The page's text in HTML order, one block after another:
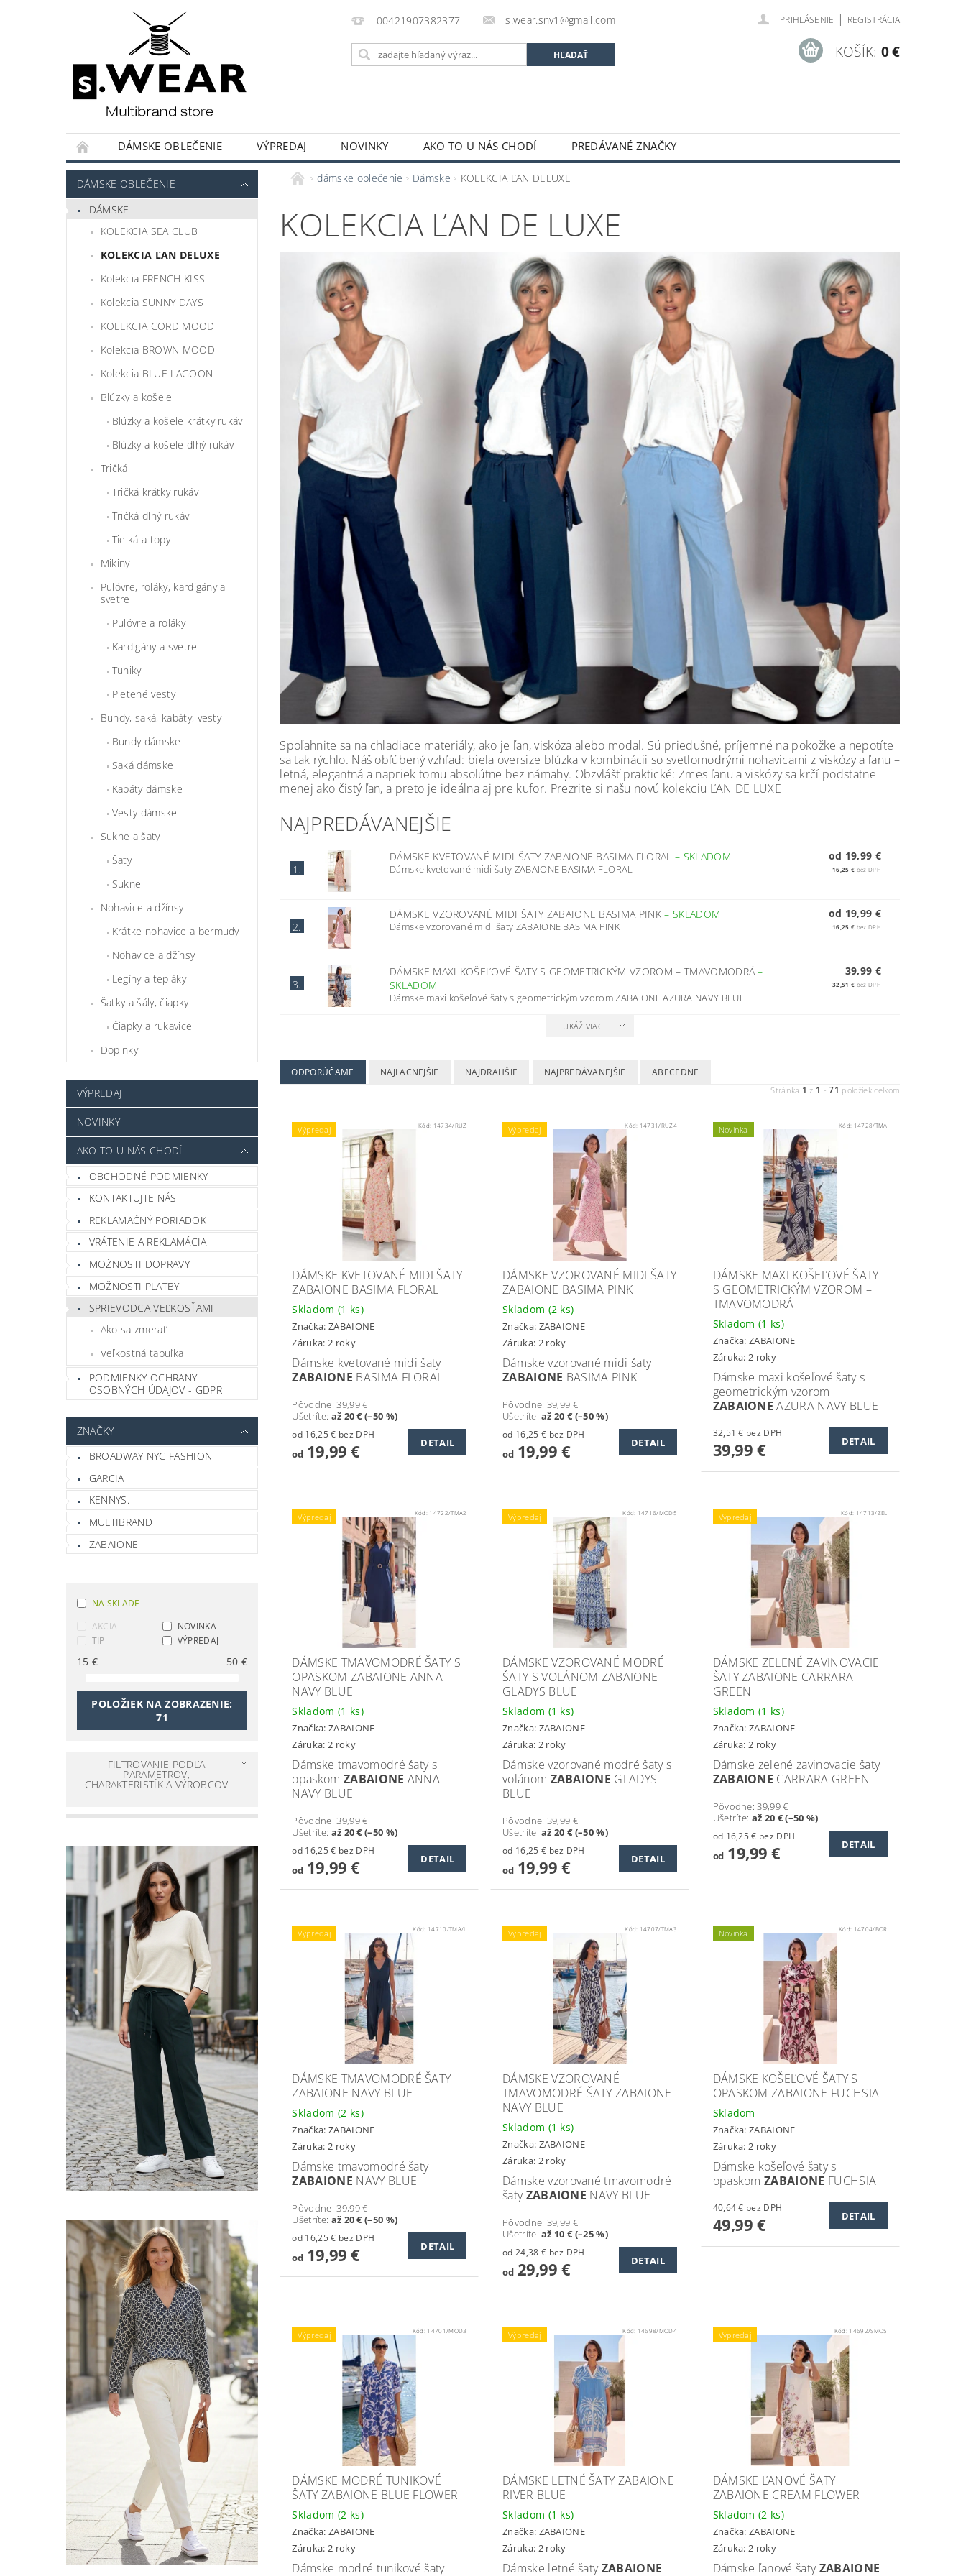
00421907382377 s.wear.snv1@gmail.com PRIHLÁSENIE | REGISTRÁCIA
KOŠÍK: 0 €
DÁMSKE OBLEČENIE VÝPREDAJ NOVINKY AKO TO U NÁS CHODÍ
PREDÁVANÉ ZNAČKY
KOLEKCIE KAPSULOVÝ ŠATNÍK
HODNOTENIE OBCHODU KONTAKTY O S.WEAR
DÁMSKE OBLEČENIE
DÁMSKE
KOLEKCIA SEA CLUB
KOLEKCIA ĽAN DELUXE
Kolekcia FRENCH KISS
Kolekcia SUNNY DAYS
KOLEKCIA CORD MOOD
Kolekcia BROWN MOOD
Kolekcia BLUE LAGOON
Blúzky a košele
Blúzky a košele krátky rukáv
Blúzky a košele dlhý rukáv
Tričká
Tričká krátky rukáv
Tričká dlhý rukáv
Tielká a topy
Mikiny
Pulóvre, roláky, kardigány a
svetre
Pulóvre a roláky
Kardigány a svetre
Tuniky
Pletené vesty
Bundy, saká, kabáty, vesty
Bundy dámske
Saká dámske
Kabáty dámske
Vesty dámske
Sukne a šaty
Šaty
Sukne
Nohavice a džínsy
Krátke nohavice a bermudy
Nohavice a džínsy
Legíny a tepláky
Šatky a šály, čiapky
Čiapky a rukavice
Doplnky
VÝPREDAJ
NOVINKY
AKO TO U NÁS CHODÍ
OBCHODNÉ PODMIENKY
KONTAKTUJTE NÁS
REKLAMAČNÝ PORIADOK
VRÁTENIE A REKLAMÁCIA
MOŽNOSTI DOPRAVY
MOŽNOSTI PLATBY
SPRIEVODCA VEĽKOSŤAMI
Ako sa zmerať
Veľkostná tabuľka
PODMIENKY OCHRANY
OSOBNÝCH ÚDAJOV - GDPR
ZNAČKY
BROADWAY NYC FASHION
GARCIA
KENNYS.
MULTIBRAND
ZABAIONE
NA SKLADE
AKCIA
NOVINKA
TIP
VÝPREDAJ
15 € 50 €
POLOŽIEK NA ZOBRAZENIE:
71
FILTROVANIE PODĽA
PARAMETROV,
CHARAKTERISTÍK A VÝROBCOV
dámske oblečenie Dámske KOLEKCIA ĽAN DELUXE
KOLEKCIA ĽAN DE LUXE
Spoľahnite sa na chladiace materiály, ako je ľan, viskóza alebo modal. Sú priedušné, príjemné na pokožke a nepotíte
sa tak rýchlo. Náš obľúbený vzhľad: biela oversize blúzka v kombinácii so svetlomodrými nohavicami z viskózy a ľanu –
letná, elegantná a napriek tomu absolútne bez námahy. Obzvlášť praktické: Zmes ľanu a viskózy sa krčí podstatne
menej ako čistý ľan, a preto je ideálna aj pre kufor. Prezrite si našu novú kolekciu ĽAN DE LUXE
NAJPREDÁVANEJŠIE
1.
DÁMSKE KVETOVANÉ MIDI ŠATY ZABAIONE BASIMA FLORAL – SKLADOM
Dámske kvetované midi šaty ZABAIONE BASIMA FLORAL
od 19,99 €
16,25 € bez DPH
2.
DÁMSKE VZOROVANÉ MIDI ŠATY ZABAIONE BASIMA PINK– SKLADOM
Dámske vzorované midi šaty ZABAIONE BASIMA PINK
od 19,99 €
16,25 € bez DPH
3.
DÁMSKE MAXI KOŠEĽOVÉ ŠATY S GEOMETRICKÝM VZOROM – TMAVOMODRÁ–
SKLADOM
Dámske maxi košeľové šaty s geometrickým vzorom ZABAIONE AZURA NAVY BLUE
39,99 €
32,51 € bez DPH
UKÁŽ VIAC
ODPORÚČAME NAJLACNEJŠIE NAJDRAHŠIE NAJPREDÁVANEJŠIE ABECEDNE
Stránka 1 z 1 -71 položiek celkom
Výpredaj Kód: 14734/RUZ
DÁMSKE KVETOVANÉ MIDI ŠATY
ZABAIONE BASIMA FLORAL
Skladom (1 ks)
Značka: ZABAIONE
Záruka: 2 roky
Dámske kvetované midi šaty
ZABAIONE BASIMA FLORAL
Pôvodne:39,99 €
Ušetríte: až 20 € (–50 %)
od 16,25 € bez DPH
od19,99 € DETAIL
Výpredaj Kód: 14731/RUZ4
DÁMSKE VZOROVANÉ MIDI ŠATY
ZABAIONE BASIMA PINK
Skladom (2 ks)
Značka: ZABAIONE
Záruka: 2 roky
Dámske vzorované midi šaty
ZABAIONE BASIMA PINK
Pôvodne: 39,99 €
Ušetríte:až 20 € (–50 %)
od 16,25 € bez DPH
od19,99 € DETAIL
Novinka Kód: 14728/TMA
DÁMSKE MAXI KOŠEĽOVÉ ŠATY
S GEOMETRICKÝM VZOROM –
TMAVOMODRÁ
Skladom(1 ks)
Značka:ZABAIONE
Záruka: 2 roky
Dámske maxi košeľové šaty s
geometrickým vzorom
ZABAIONE AZURA NAVY BLUE
32,51 € bez DPH
39,99 € DETAIL
Výpredaj Kód: 14722/TMA2
DÁMSKE TMAVOMODRÉ ŠATY S
OPASKOM ZABAIONE ANNA
NAVY BLUE
Skladom (1 ks)
Značka: ZABAIONE
Záruka: 2 roky
Dámske tmavomodré šaty s
opaskom ZABAIONE ANNA
NAVY BLUE
Pôvodne:39,99 €
Ušetríte: až 20 € (–50 %)
od 16,25 € bez DPH
od19,99 € DETAIL
Výpredaj Kód: 14716/MOD5
DÁMSKE VZOROVANÉ MODRÉ
ŠATY S VOLÁNOM ZABAIONE
GLADYS BLUE
Skladom (1 ks)
Značka: ZABAIONE
Záruka: 2 roky
Dámske vzorované modré šaty s
volánom ZABAIONE GLADYS
BLUE
Pôvodne: 39,99 €
Ušetríte:až 20 € (–50 %)
od 16,25 € bez DPH
od19,99 € DETAIL
Výpredaj Kód: 14713/ZEL
DÁMSKE ZELENÉ ZAVINOVACIE
ŠATY ZABAIONE CARRARA
GREEN
Skladom(1 ks)
Značka:ZABAIONE
Záruka: 2 roky
Dámske zelené zavinovacie šaty
ZABAIONE CARRARA GREEN
Pôvodne:39,99 €
Ušetríte: až 20 € (–50 %)
od 16,25 € bez DPH
od19,99 € DETAIL
Výpredaj Kód: 14710/TMA/L
DÁMSKE TMAVOMODRÉ ŠATY
ZABAIONE NAVY BLUE
Skladom (2 ks)
Značka: ZABAIONE
Záruka: 2 roky
Dámske tmavomodré šaty
ZABAIONE NAVY BLUE
Pôvodne:39,99 €
Ušetríte: až 20 € (–50 %)
od 16,25 € bez DPH
od19,99 € DETAIL
Výpredaj Kód: 14707/TMA3
DÁMSKE VZOROVANÉ
TMAVOMODRÉ ŠATY ZABAIONE
NAVY BLUE
Skladom (1 ks)
Značka: ZABAIONE
Záruka: 2 roky
Dámske vzorované tmavomodré
šatyZABAIONE NAVY BLUE
Pôvodne: 39,99 €
Ušetríte:až 10 € (–25 %)
od 24,38 € bez DPH
od29,99 € DETAIL
Novinka Kód: 14704/BOR
DÁMSKE KOŠEĽOVÉ ŠATY S
OPASKOM ZABAIONE FUCHSIA
Skladom
Značka:ZABAIONE
Záruka: 2 roky
Dámske košeľové šaty s
opaskomZABAIONE FUCHSIA
40,64 € bez DPH
49,99 € DETAIL
Výpredaj Kód: 14701/MOD3
DÁMSKE MODRÉ TUNIKOVÉ
ŠATY ZABAIONE BLUE FLOWER
Skladom (2 ks)
Značka: ZABAIONE
Záruka: 2 roky
Dámske modré tunikové šaty
Výpredaj Kód: 14698/MOD4
DÁMSKE LETNÉ ŠATY ZABAIONE
RIVER BLUE
Skladom (1 ks)
Značka: ZABAIONE
Záruka: 2 roky
Dámske letné šatyZABAIONE
Výpredaj Kód: 14692/SMO5
DÁMSKE ĽANOVÉ ŠATY
ZABAIONE CREAM FLOWER
Skladom(2 ks)
Značka:ZABAIONE
Záruka: 2 roky
Dámske ľanové šatyZABAIONE